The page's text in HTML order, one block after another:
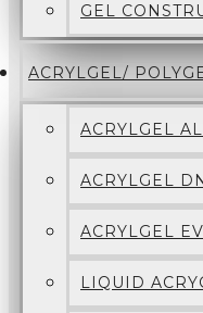
GEL
ACRYLGEL/
ACRYLGEL
ACRYLGEL
ACRYLGEL
LIQUID